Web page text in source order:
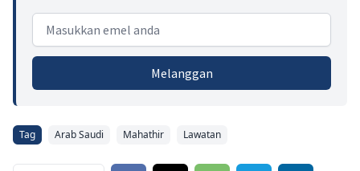
Email address
Melanggan
Tag Arab Saudi Mahathir Lawatan